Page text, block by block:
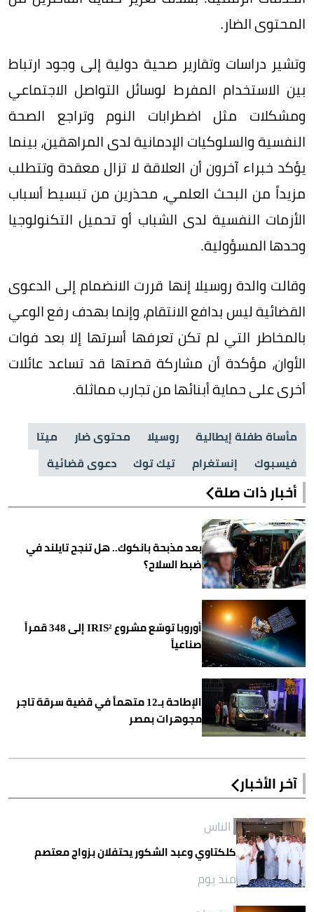
المحتوى الضار.
وتشير دراسات وتقارير صحية دولية إلى وجود ارتباط
بين الاستخدام المفرط لوسائل التواصل الاجتماعي
ومشكلات مثل اضطرابات النوم وتراجع الصحة
النفسية والسلوكيات الإدمانية لدى المراهقين، بينما
يؤكد خبراء آخرون أن العلاقة لا تزال معقدة وتتطلب
مزيداً من البحث العلمي، محذرين من تبسيط أسباب
الأزمات النفسية لدى الشباب أو تحميل التكنولوجيا
وحدها المسؤولية.
وقالت والدة روسيلا إنها قررت الانضمام إلى الدعوى
القضائية ليس بدافع الانتقام، وإنما بهدف رفع الوعي
بالمخاطر التي لم تكن تعرفها أسرتها إلا بعد فوات
الأوان، مؤكدة أن مشاركة قصتها قد تساعد عائلات
أخرى على حماية أبنائها من تجارب مماثلة.
مأساة طفلة إيطالية روسيلا محتوى ضار
ميتا
فيسبوك
إنستغرام تيك توك دعوى قضائية
أخبار ذات صلة
بعد مذبحة بانكوك.. هل تنجح تايلند في
ضبط السلاح؟
أوروبا توسّع مشروع IRIS² إلى 348 قمراً
صناعياً
الإطاحة بـ12 متهماً في قضية سرقة تاجر
مجوهرات بمصر
آخر الأخبار
الناس
كلكتاوي وعبد الشكور يحتفلان بزواج معتصم
منذ يوم